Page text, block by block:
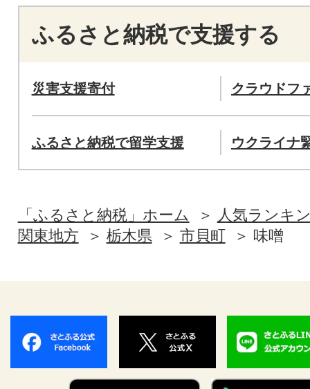
ふるさと納税で支援する
災害支援寄付 クラウドフ
ふるさと納税で留学支援 ウクライナ
「ふるさと納税」ホーム
人気ランキ
関東地方
栃木県 市貝町 味噌